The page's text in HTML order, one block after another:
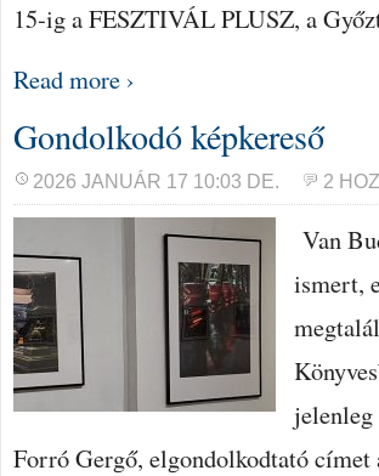
15-ig a FESZTIVÁL PLUSZ, a
Read more ›
Gondolkodó képkereső
2026 JANUÁR 17 10:03 DE. 2
Van
ismert,
Forró Gergő, elgondolkodtató